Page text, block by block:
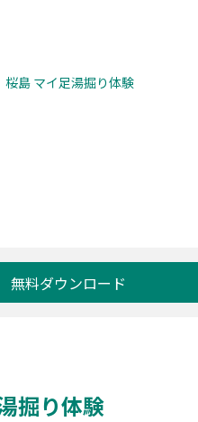
桜島 マイ足湯掘り体験
無料ダウンロード
掘り体験